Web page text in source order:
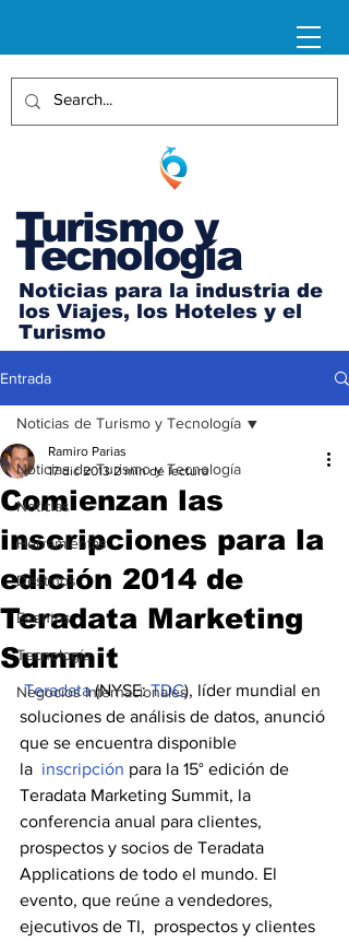
Turismo y
Tecnología
Noticias para la industria de
los Viajes, los Hoteles y el
Turismo
Entrada
Noticias de Turismo y Tecnología
Noticias
Herramientas
Destinos
Eventos
Tecnología
Negocios Internacionales
Noticias de Turismo y Tecnología
Comienzan las
inscripciones para la
edición 2014 de
Teradata Marketing
Summit
Ramiro Parias
17 dic 2013 2 min de lectura
Teradata (NYSE: TDC), líder mundial en
soluciones de análisis de datos, anunció
que se encuentra disponible
la inscripción para la 15° edición de
Teradata Marketing Summit, la
conferencia anual para clientes,
prospectos y socios de Teradata
Applications de todo el mundo. El
evento, que reúne a vendedores,
ejecutivos de TI,  prospectos y clientes